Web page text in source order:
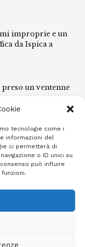
tecnologie come i
informazioni del
ci permetterà di
o ID unici su
può influire
improprie e un
da Ispica a
un ventenne
non rispettava le
dalla casa